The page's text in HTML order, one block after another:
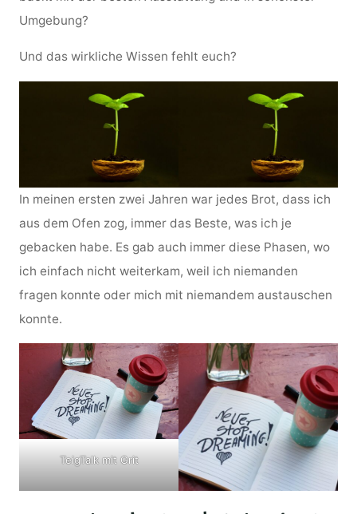
Umgebung?
Und das wirkliche Wissen fehlt euch?
In meinen ersten zwei Jahren war jedes Brot, dass ich
aus dem Ofen zog, immer das Beste, was ich je
gebacken habe. Es gab auch immer diese Phasen, wo
ich einfach nicht weiterkam, weil ich niemanden
fragen konnte oder mich mit niemandem austauschen
konnte.
TeigTalk mit Grit